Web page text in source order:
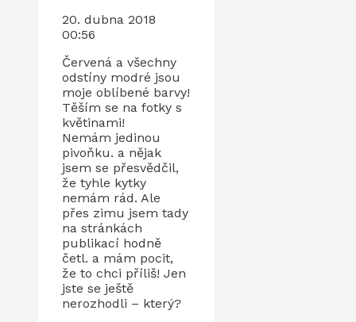
20. dubna 2018
00:56
Červená a všechny
odstíny modré jsou
moje oblíbené barvy!
Těším se na fotky s
květinami!
Nemám jedinou
pivoňku. a nějak
jsem se přesvědčil,
že tyhle kytky
nemám rád. Ale
přes zimu jsem tady
na stránkách
publikací hodně
četl. a mám pocit,
že to chci příliš! Jen
jste se ještě
nerozhodli – který?